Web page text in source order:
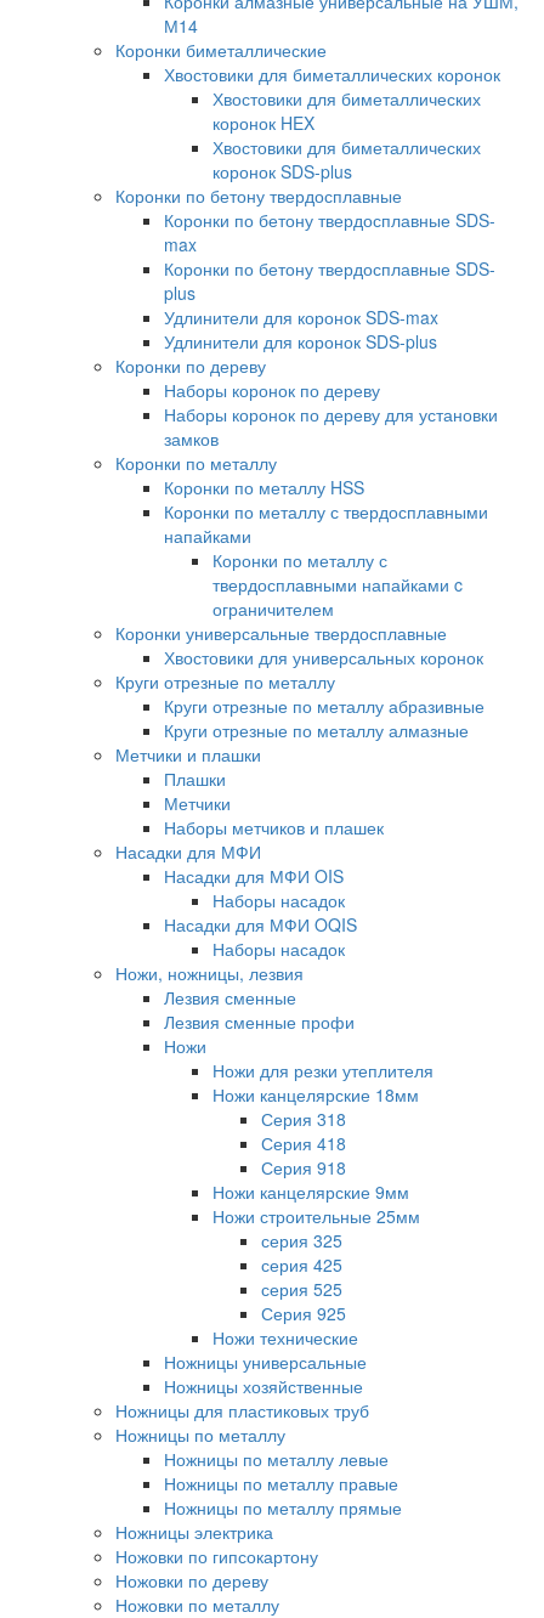
М14
Коронки биметаллические
Хвостовики для биметаллических коронок
Хвостовики для биметаллических
коронок HEX
Хвостовики для биметаллических
коронок SDS-plus
Коронки по бетону твердосплавные
Коронки по бетону твердосплавные SDS-
max
Коронки по бетону твердосплавные SDS-
plus
Удлинители для коронок SDS-max
Удлинители для коронок SDS-plus
Коронки по дереву
Наборы коронок по дереву
Наборы коронок по дереву для установки
замков
Коронки по металлу
Коронки по металлу HSS
Коронки по металлу с твердосплавными
напайками
Коронки по металлу с
твердосплавными напайками c
ограничителем
Коронки универсальные твердосплавные
Хвостовики для универсальных коронок
Круги отрезные по металлу
Круги отрезные по металлу абразивные
Круги отрезные по металлу алмазные
Метчики и плашки
Плашки
Метчики
Наборы метчиков и плашек
Насадки для МФИ
Насадки для МФИ OIS
Наборы насадок
Насадки для МФИ OQIS
Наборы насадок
Ножи, ножницы, лезвия
Лезвия сменные
Лезвия сменные профи
Ножи
Ножи для резки утеплителя
Ножи канцелярские 18мм
Серия 318
Серия 418
Серия 918
Ножи канцелярские 9мм
Ножи строительные 25мм
серия 325
серия 425
серия 525
Серия 925
Ножи технические
Ножницы универсальные
Ножницы хозяйственные
Ножницы для пластиковых труб
Ножницы по металлу
Ножницы по металлу левые
Ножницы по металлу правые
Ножницы по металлу прямые
Ножницы электрика
Ножовки по гипсокартону
Ножовки по дереву
Ножовки по металлу